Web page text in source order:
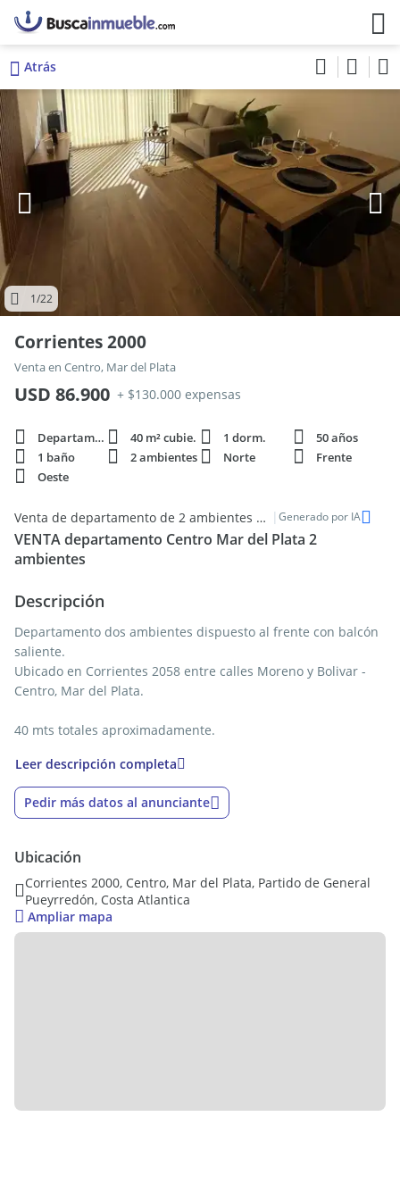
Atrás
1/22
Corrientes 2000
Venta en Centro, Mar del Plata
USD 86.900 + $130.000 expensas
Departamento 40 m² cubie. 1 dorm.
50 años
1 baño
2 ambientes Norte
Frente
Oeste
Venta de departamento de 2 ambientes a estrenar en el Centro de Mar del Plata | Generado por IA
VENTA departamento Centro Mar del Plata 2
ambientes
Descripción
Departamento dos ambientes dispuesto al frente con balcón
saliente.
Ubicado en Corrientes 2058 entre calles Moreno y Bolivar -
Centro, Mar del Plata.
40 mts totales aproximadamente.
saliente.
- Cocina completa separada con ventilación natural.
- Lavadero.
plastificados.
- Baño completo con pediluvio y mampara.
Especificaciones:
- pisos de porcelanato simil madera.
-
Leer descripción completa
Pedir más datos al anunciante
Ubicación
Corrientes 2000, Centro, Mar del Plata, Partido de General
Pueyrredón, Costa Atlantica
Ampliar mapa